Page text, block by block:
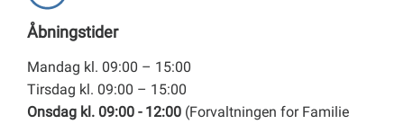
Åbningstider
Mandag kl. 09:00 – 15:00
Tirsdag kl. 09:00 – 15:00
Onsdag kl. 09:00 - 12:00 (Forvaltningen for Familie